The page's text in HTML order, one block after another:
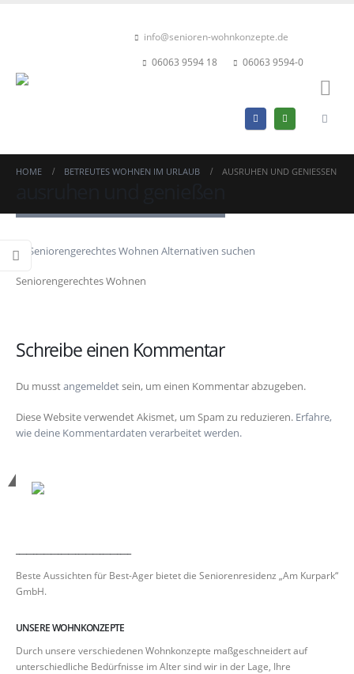
info@senioren-wohnkonzepte.de
06063 9594 18
06063 9594-0
HOME BETREUTES WOHNEN IM URLAUB AUSRUHEN UND GENIESSEN
Seniorengerechtes Wohnen
Schreibe einen Kommentar
Du musstangemeldetsein, um einen Kommentar abzugeben.
Diese Website verwendet Akismet, um Spam zu reduzieren. Erfahre,
wie deine Kommentardaten verarbeitet werden.
Beste Aussichten für Best-Ager bietet die Seniorenresidenz „Am Kurpark“
GmbH.
UNSERE WOHNKONZEPTE
Durch unsere verschiedenen Wohnkonzepte maßgeschneidert auf
unterschiedliche Bedürfnisse im Alter sind wir in der Lage, Ihre